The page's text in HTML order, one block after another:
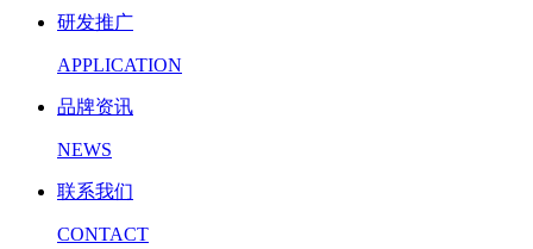
研发推广
APPLICATION
品牌资讯
NEWS
联系我们
CONTACT